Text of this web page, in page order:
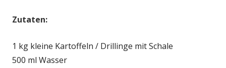
Zutaten:
1 kg kleine Kartoffeln / Drillinge mit Schale
500 ml Wasser